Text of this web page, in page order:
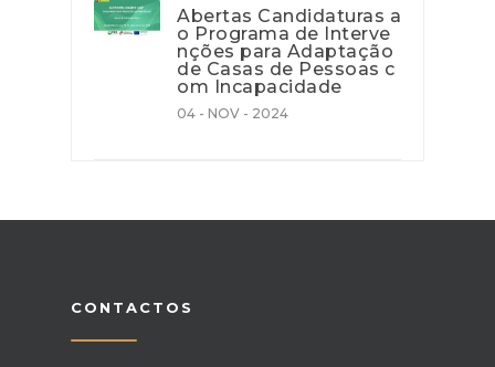
Abertas Candidaturas a
o Programa de Interve
nções para Adaptação
de Casas de Pessoas c
om Incapacidade
04 - NOV - 2024
CONTACTOS